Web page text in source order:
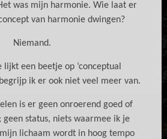
was mijn harmonie. Wie laat er
van harmonie dwingen?
Niemand.
een beetje op ‘conceptual
ik er ook niet veel meer van.
is er geen onroerend goed of
status, niets waarmee ik je
lichaam wordt in hoog tempo